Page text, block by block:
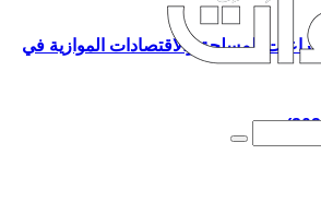
المسلحة والاقتصادات الموازية في